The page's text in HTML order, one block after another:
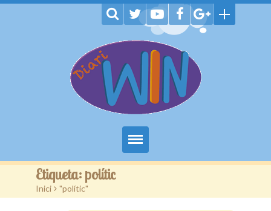
Inici
Notícies
Etiqueta: polític
Inici > "polític"